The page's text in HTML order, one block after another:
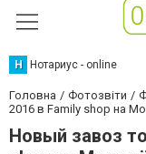
Н Нотариус - online
Головна Фотозвіти
2016 в Family shop на
Новый завоз